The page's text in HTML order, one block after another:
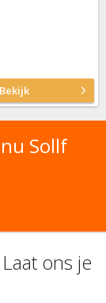
Bekijk
Sollf
ons je